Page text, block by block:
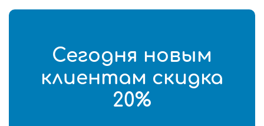
Сегодня новым
клиентам скидка
20%